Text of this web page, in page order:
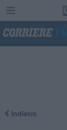
Indietro